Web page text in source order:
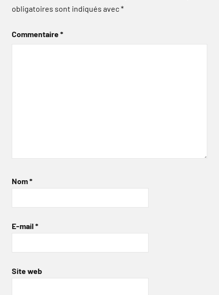
obligatoires sont indiqués avec*
Commentaire*
Nom*
E-mail *
Site web